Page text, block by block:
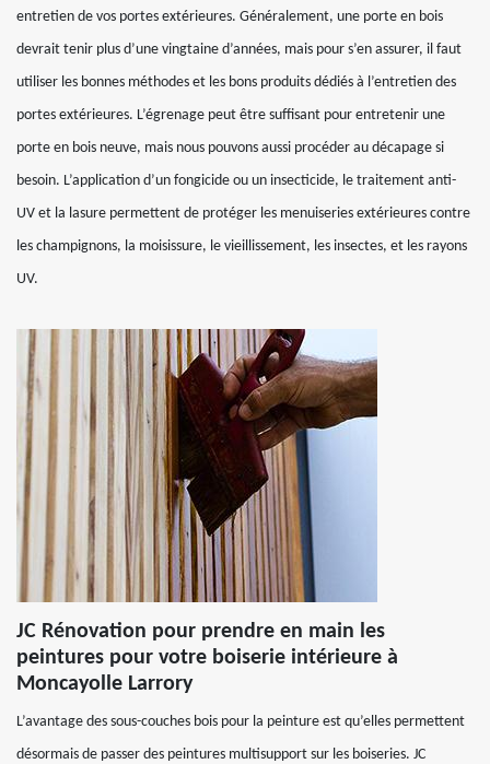
entretien de vos portes extérieures. Généralement, une porte en bois
devrait tenir plus d’une vingtaine d’années, mais pour s’en assurer, il faut
utiliser les bonnes méthodes et les bons produits dédiés à l’entretien des
portes extérieures. L’égrenage peut être suffisant pour entretenir une
porte en bois neuve, mais nous pouvons aussi procéder au décapage si
besoin. L’application d’un fongicide ou un insecticide, le traitement anti-
UV et la lasure permettent de protéger les menuiseries extérieures contre
les champignons, la moisissure, le vieillissement, les insectes, et les rayons
UV.
JC Rénovation pour prendre en main les
peintures pour votre boiserie intérieure à
Moncayolle Larrory
L’avantage des sous-couches bois pour la peinture est qu’elles permettent
désormais de passer des peintures multisupport sur les boiseries. JC